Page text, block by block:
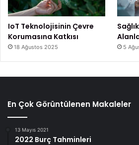
IoT Teknolojisinin Çevre
Korumasına Katkısı
18 Ağustos 2025 5
En Çok Görüntülenen Makaleler
13 Mayıs 2021
2022 Burç Tahminleri